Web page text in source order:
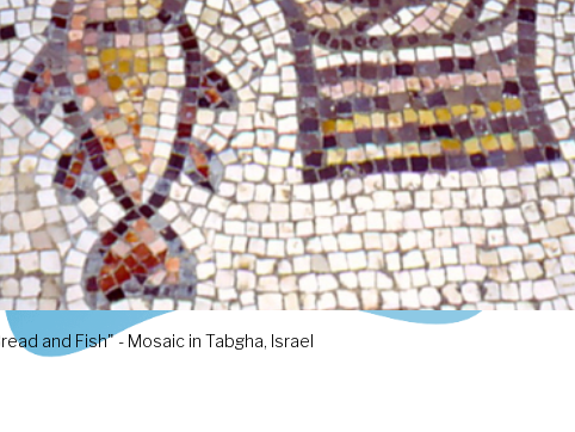
and Fish" - Mosaic in Tabgha, Israel